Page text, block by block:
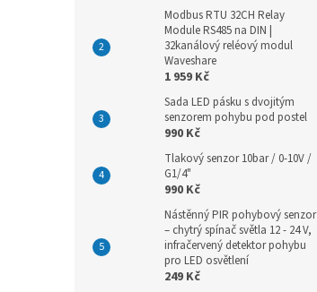
Modbus RTU 32CH Relay
Module RS485 na DIN |
32kanálový reléový modul
Waveshare
1 959 Kč
Sada LED pásku s dvojitým
senzorem pohybu pod postel
990 Kč
Tlakový senzor 10bar / 0-10V /
G1/4"
990 Kč
Nástěnný PIR pohybový senzor
– chytrý spínač světla 12 - 24 V,
infračervený detektor pohybu
pro LED osvětlení
249 Kč